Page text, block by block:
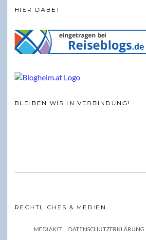
HIER DABEI
BLEIBEN WIR IN VERBINDUNG!
RECHTLICHES & MEDIEN
MEDIAKIT DATENSCHUTZERKLÄRUNG